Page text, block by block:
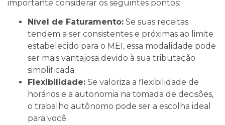
importante considerar os seguintes pontos:
Nível de Faturamento: Se suas receitas
tendem a ser consistentes e próximas ao limite
estabelecido para o MEI, essa modalidade pode
ser mais vantajosa devido à sua tributação
simplificada.
Flexibilidade: Se valoriza a flexibilidade de
horários e a autonomia na tomada de decisões,
o trabalho autônomo pode ser a escolha ideal
para você.